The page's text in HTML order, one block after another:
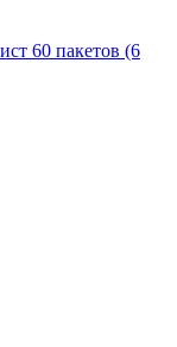
60 пакетов (6